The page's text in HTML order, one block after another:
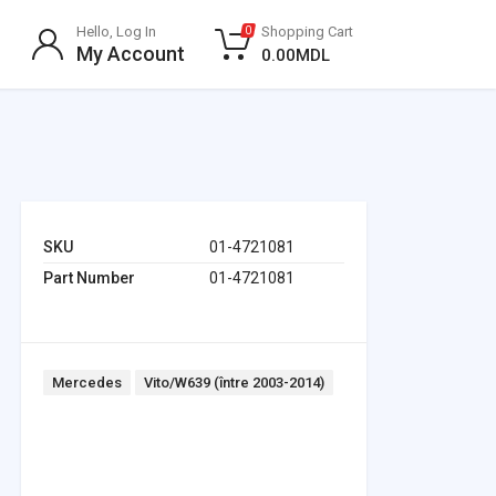
Hello, Log In
My Account
0 Shopping Cart
0.00MDL
SKU
01-4721081
Part Number
01-4721081
Tags:
Mercedes Vito/W639 (între 2003-2014)